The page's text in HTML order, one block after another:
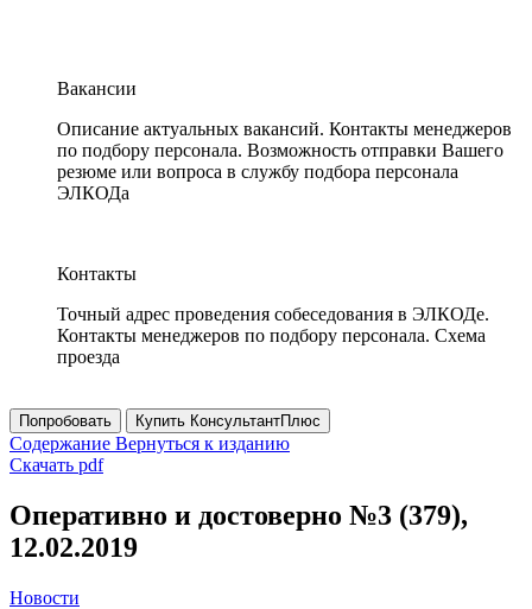
Вакансии
Описание актуальных вакансий. Контакты менеджеров
по подбору персонала. Возможность отправки Вашего
резюме или вопроса в службу подбора персонала
ЭЛКОДа
Контакты
Точный адрес проведения собеседования в ЭЛКОДе.
Контакты менеджеров по подбору персонала. Схема
проезда
Попробовать Купить КонсультантПлюс
Содержание Вернуться к изданию
Скачать pdf
Оперативно и достоверно №3 (379),
12.02.2019
Новости